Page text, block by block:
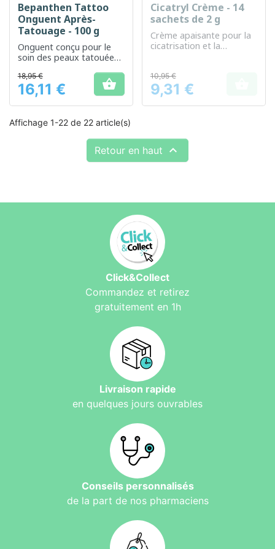
Bepanthen Tattoo
Onguent Après-
Tatouage - 100 g
Onguent conçu pour le
soin des peaux tatouées,
optimale.
Prix
18,95 €
16,11 € 
Cicatryl Crème - 14
sachets de 2 g
Crème apaisante pour la
cicatrisation et la
Prix
10,95 €
9,31 €
Affichage 1-22 de 22 article(s)
Retour en haut 
Click&Collect
Commandez et retirez
gratuitement en 1h
Livraison rapide
en quelques jours ouvrables
Conseils personnalisés
de la part de nos pharmaciens